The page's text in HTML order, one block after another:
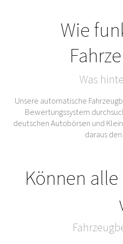
Wie
Was
Unsere automatische
Bewertungssystem
deutschen Autobörsen und
daraus
Können